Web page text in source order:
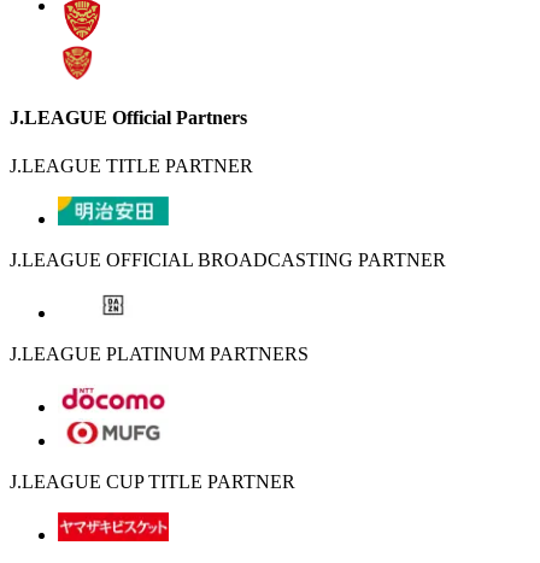
J.LEAGUE Official Partners
J.LEAGUE TITLE PARTNER
J.LEAGUE OFFICIAL BROADCASTING PARTNER
J.LEAGUE PLATINUM PARTNERS
J.LEAGUE CUP TITLE PARTNER